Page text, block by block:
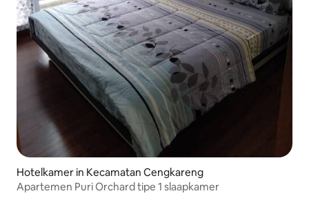
Hotelkamer in Kecamatan Cengkareng
Apartemen Puri Orchard tipe 1 slaapkamer